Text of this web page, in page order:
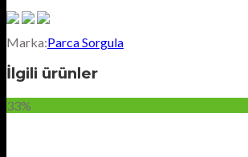
Marka:Parca Sorgula
İlgili ürünler
33%